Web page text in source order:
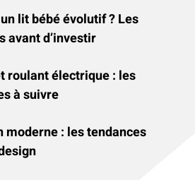
lit bébé évolutif ? Les
avant d’investir
roulant électrique : les
à suivre
moderne : les tendances